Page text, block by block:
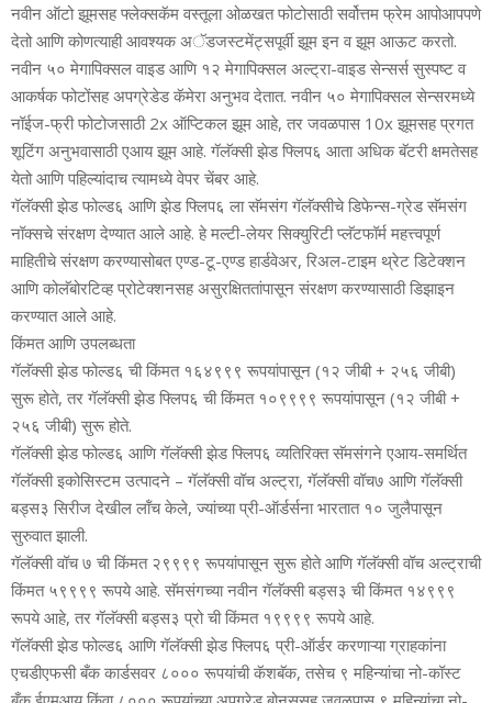
नवीन ऑटो झूमसह फ्लेक्‍सकॅम वस्‍तूला ओळखत फोटोसाठी सर्वोत्तम फ्रेम आपोआपपणे
देतो आणि कोणत्‍याही आवश्‍यक अॅडजस्‍टमेंट्सपूर्वी झूम इन व झूम आऊट करतो.
नवीन ५० मेगापिक्‍सल वाइड आणि १२ मेगापिक्‍सल अल्‍ट्रा-वाइड सेन्‍सर्स सुस्‍पष्‍ट व
आकर्षक फोटोंसह अपग्रेडेड कॅमेरा अनुभव देतात. नवीन ५० मेगापिक्‍सल सेन्‍सरमध्‍ये
नॉईज-फ्री फोटोजसाठी 2x ऑप्टिकल झूम आहे, तर जवळपास 10x झूमसह प्रगत
शूटिंग अनुभवासाठी एआय झूम आहे. गॅलॅक्‍सी झेड फ्लिप६ आता अधिक बॅटरी क्षमतेसह
येतो आणि पहिल्‍यांदाच त्‍यामध्‍ये वेपर चेंबर आहे.
गॅलॅक्‍सी झेड फोल्‍ड६ आणि झेड फ्लिप६ ला सॅमसंग गॅलॅक्‍सीचे डिफेन्‍स-ग्रेड सॅमसंग
नॉक्‍सचे संरक्षण देण्‍यात आले आहे. हे मल्‍टी-लेयर सिक्‍युरिटी प्‍लॅटफॉर्म महत्त्वपूर्ण
माहितीचे संरक्षण करण्‍यासोबत एण्‍ड-टू-एण्‍ड हार्डवेअर, रिअल-टाइम थ्रेट डिटेक्‍शन
आणि कोलॅबोरटिव्‍ह प्रोटेक्‍शनसह असुरक्षिततांपासून संरक्षण करण्‍यासाठी डिझाइन
करण्‍यात आले आहे.
किंमत आणि उपलब्‍धता
गॅलॅक्‍सी झेड फोल्‍ड६ ची किंमत १६४९९९ रूपयांपासून (१२ जीबी + २५६ जीबी)
सुरू होते, तर गॅलॅक्‍सी झेड फ्लिप६ ची किंमत १०९९९९ रूपयांपासून (१२ जीबी +
२५६ जीबी) सुरू होते.
गॅलॅक्‍सी झेड फोल्‍ड६ आणि गॅलॅक्‍सी झेड फ्लिप६ व्‍यतिरिक्‍त सॅमसंगने एआय-समर्थित
गॅलॅक्‍सी इकोसिस्‍टम उत्‍पादने – गॅलॅक्‍सी वॉच अल्‍ट्रा, गॅलॅक्सी वॉच७ आणि गॅलॅक्‍सी
बड्स३ सिरीज देखील लॉंच केले, ज्‍यांच्‍या प्री-ऑर्डर्सना भारतात १० जुलैपासून
सुरुवात झाली.
गॅलॅक्‍सी वॉच ७ ची किंमत २९९९९ रूपयांपासून सुरू होते आणि गॅलॅक्‍सी वॉच अल्‍ट्राची
किंमत ५९९९९ रूपये आहे. सॅमसंगच्‍या नवीन गॅलॅक्‍सी बड्स३ ची किंमत १४९९९
रूपये आहे, तर गॅलॅक्‍सी बड्स३ प्रो ची किंमत १९९९९ रूपये आहे.
गॅलॅक्‍सी झेड फोल्‍ड६ आणि गॅलॅक्‍सी झेड फ्लिप६ प्री-ऑर्डर करणाऱ्या ग्राहकांना
एचडीएफसी बँक कार्डसवर ८००० रूपयांची कॅशबॅक, तसेच ९ महिन्‍यांचा नो-कॉस्‍ट